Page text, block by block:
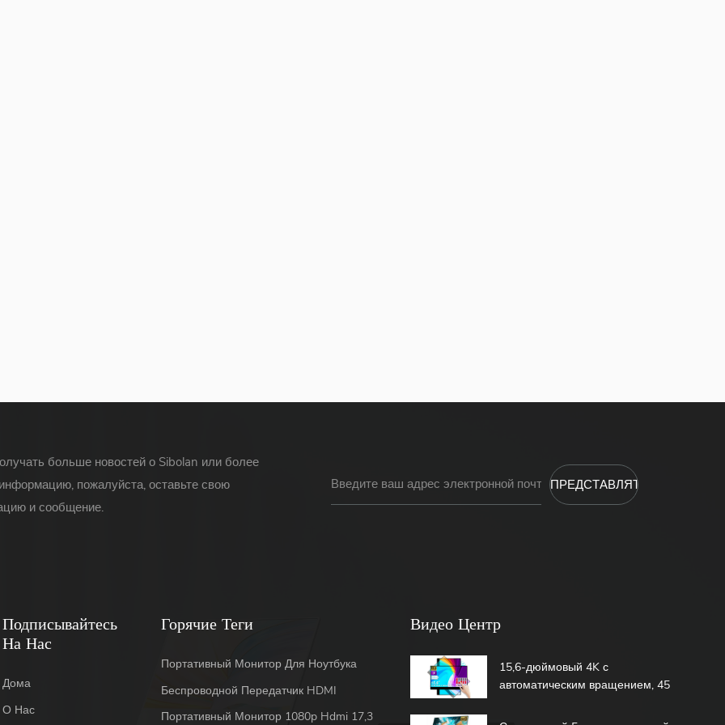
больше новостей о Sibolan или более
пожалуйста, оставьте свою
и сообщение.
Подписывайтесь
На Нас
Дома
О Нас
Горячие Теги
Портативный Монитор Для Ноутбука
Беспроводной Передатчик HDMI
Портативный Монитор 1080p Hdmi 17,3
Видео Центр
15,6-дюймовый 4K с
автоматическим вращением, 45
1,07b, 100% DCI-P3, встроенный